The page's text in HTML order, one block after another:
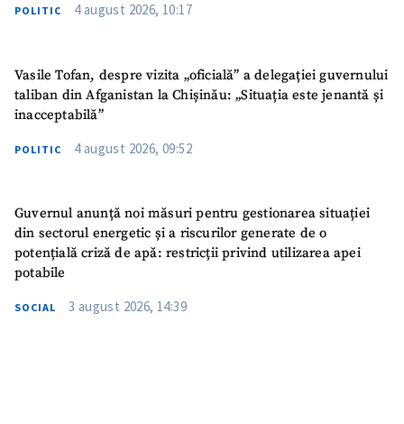
POLITIC 4 august 2026, 10:17
Vasile Tofan, despre vizita „oficială” a delegației guvernului
taliban din Afganistan la Chișinău: „Situația este jenantă și
inacceptabilă”
POLITIC 4 august 2026, 09:52
Guvernul anunță noi măsuri pentru gestionarea situației
din sectorul energetic și a riscurilor generate de o
potențială criză de apă: restricții privind utilizarea apei
potabile
SOCIAL 3 august 2026, 14:39